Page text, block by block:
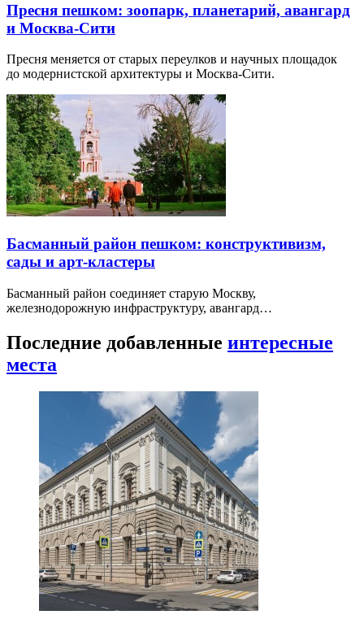
Пресня пешком: зоопарк, планетарий, авангард
и Москва-Сити
Пресня меняется от старых переулков и научных площадок
до модернистской архитектуры и Москва-Сити.
Басманный район пешком: конструктивизм,
сады и арт-кластеры
Басманный район соединяет старую Москву,
железнодорожную инфраструктуру, авангард…
Последние добавленные интересные
места